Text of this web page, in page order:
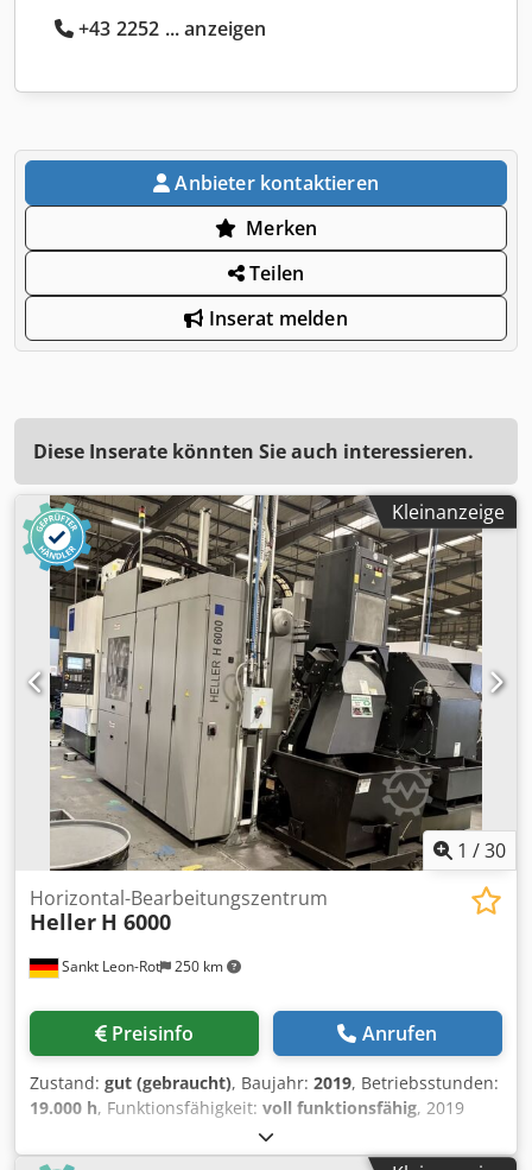
+43 2252 ... anzeigen
Anbieter kontaktieren
Merken
Teilen
Inserat melden
Diese Inserate könnten Sie auch interessieren.
Kleinanzeige
1 /30
Sankt Leon-Rot 250 km
Horizontal-Bearbeitungszentrum
Heller H 6000
Preisinfo Anrufen
Zustand: gut (gebraucht), Baujahr: 2019, Betriebsstunden:
19.000 h, Funktionsfähigkeit: voll funktionsfähig, 2019
HELLER H6000 CNC Doppelpaletten-Horizontal-
Bearbeitungszentrum CNC-Horizontal-